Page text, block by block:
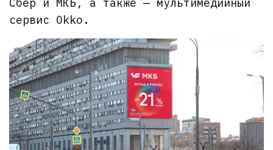
Сбер и МКБ, а также — мультимедийный
сервис Okko.